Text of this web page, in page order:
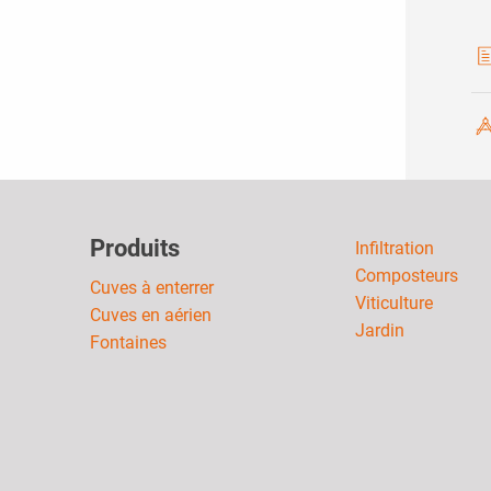
Produits
Cuves à enterrer
Cuves en aérien
Fontaines
Infiltration
Composteurs
Viticulture
Jardin